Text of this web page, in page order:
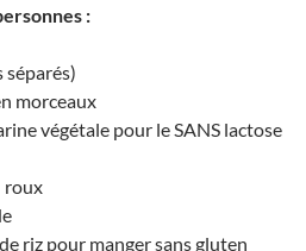
:
morceaux
végétale pour le SANS lactose
roux
riz pour manger sans gluten